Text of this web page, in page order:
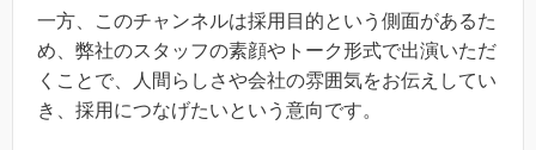
一方、このチャンネルは採用目的という側面があるた
め、弊社のスタッフの素顔やトーク形式で出演いただ
くことで、人間らしさや会社の雰囲気をお伝えしてい
き、採用につなげたいという意向です。